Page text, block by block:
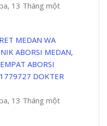
13 Tháng một
MEDAN WA
ABORSI MEDAN,
ABORSI
DOKTER
13 Tháng một